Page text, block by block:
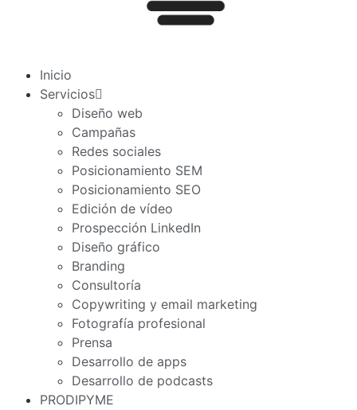
Inicio
Servicios
Diseño web
Campañas
Redes sociales
Posicionamiento SEM
Posicionamiento SEO
Edición de vídeo
Prospección LinkedIn
Diseño gráfico
Branding
Consultoría
Copywriting y email marketing
Fotografía profesional
Prensa
Desarrollo de apps
Desarrollo de podcasts
PRODIPYME